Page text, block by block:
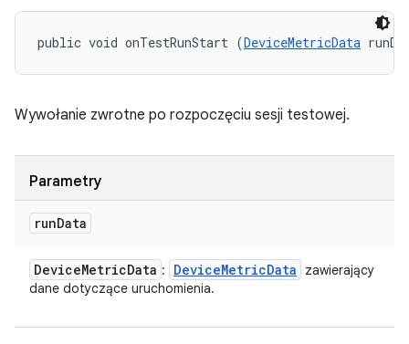
public void onTestRunStart (DeviceMetricData
Wywołanie zwrotne po rozpoczęciu sesji testowej.
Parametry
runData
DeviceMetricData : DeviceMetricData
zawierający
dane dotyczące uruchomienia.